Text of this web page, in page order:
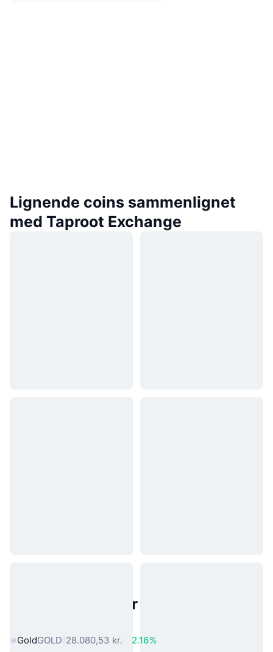
Lignende coins sammenlignet
med Taproot Exchange
Populære aktiver fra den virkelige
GoldGOLD 28.080,53 kr.
2.16%